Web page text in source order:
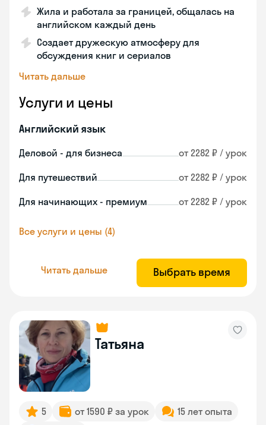
Жила и работала за границей, общалась на
английском каждый день
Создает дружескую атмосферу для
обсуждения книг и сериалов
Читать дальше
Услуги и цены
Английский язык
Деловой - для бизнеса от 2282 ₽ / урок
Для путешествий от 2282 ₽ / урок
Для начинающих - премиум от 2282 ₽ / урок
Все услуги и цены (4)
Читать дальше Выбрать время
Татьяна
5 от 1590 ₽ за урок
15 лет опыта